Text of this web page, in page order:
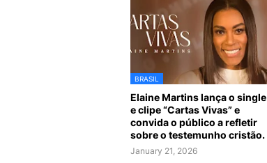
BRASIL
Elaine Martins lança o single
e clipe “Cartas Vivas” e
convida o público a refletir
sobre o testemunho cristão.
January 21, 2026